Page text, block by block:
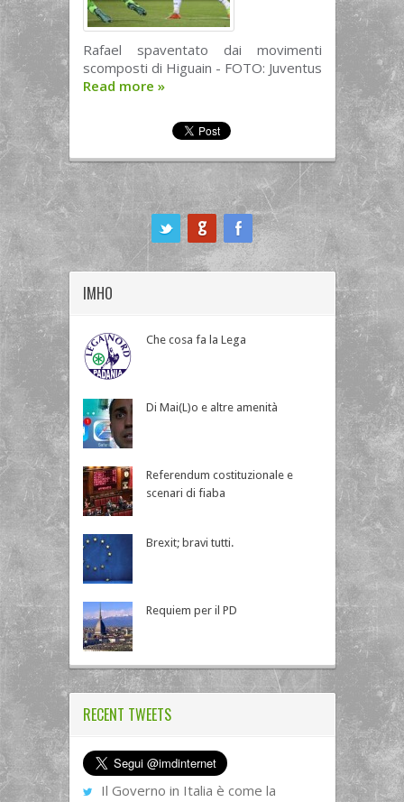
Rafael spaventato dai movimenti
scomposti di Higuain - FOTO: Juventus
Read more »
IMHO
Che cosa fa la Lega
Di Mai(L)o e altre amenità
Referendum costituzionale e
scenari di fiaba
Brexit; bravi tutti.
Requiem per il PD
RECENT TWEETS
Il Governo in Italia è come la